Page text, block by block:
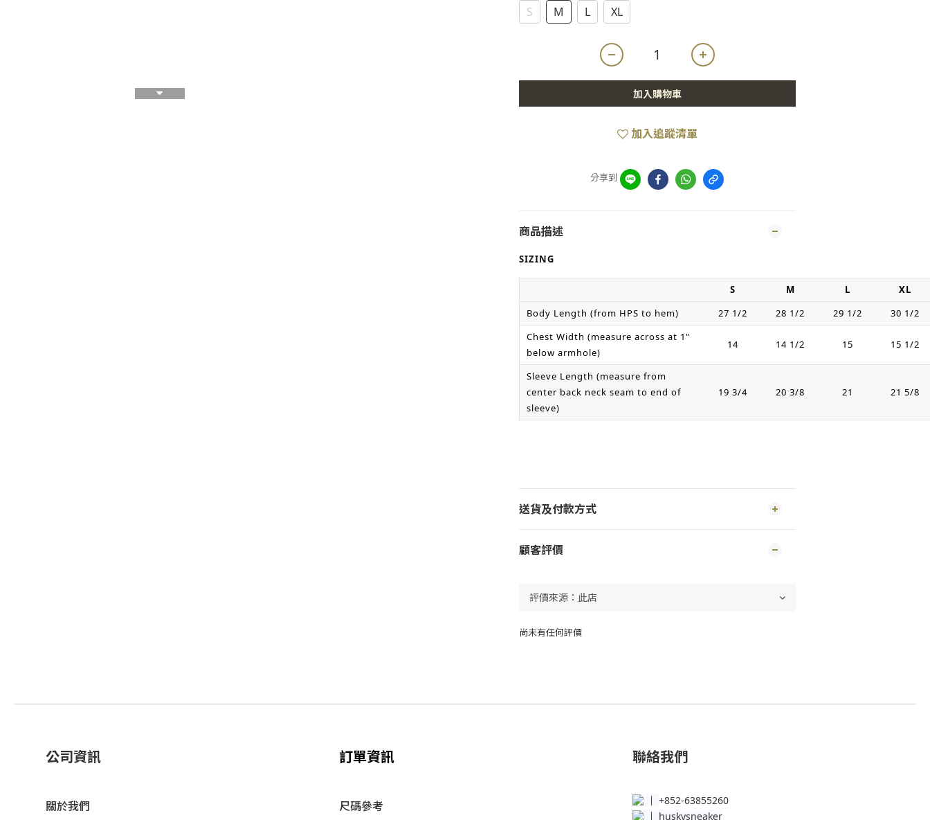
S M L XL
加入購物車
加入追蹤清單
分享到
商品描述
SIZING
S M L
XL
Body Length (from HPS to hem)
27 1/2 28 1/2 29 1/2
30 1/2
Chest Width (measure across at 1"
below armhole)
14 14 1/2 15 15 1/2
Sleeve Length (measure from
center back neck seam to end of
sleeve)
19 3/4 20 3/8 21 21 5/8
送貨及付款方式
顧客評價
尚未有任何評價
公司資訊 訂單資訊 聯絡我們
關於我們
尺碼參考
│ +852-63855260
huskysneaker